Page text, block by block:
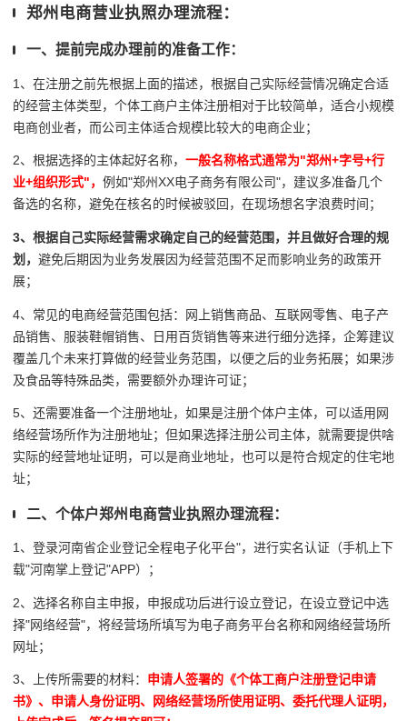
郑州电商营业执照办理流程：
一、提前完成办理前的准备工作：
1、在注册之前先根据上面的描述，根据自己实际经营情况确定合适
的经营主体类型，个体工商户主体注册相对于比较简单，适合小规模
电商创业者，而公司主体适合规模比较大的电商企业；
2、根据选择的主体起好名称， 一般名称格式通常为"郑州+字号+行
业+组织形式"， 例如"郑州XX电子商务有限公司"，建议多准备几个
备选的名称，避免在核名的时候被驳回，在现场想名字浪费时间；
3、根据自己实际经营需求确定自己的经营范围，并且做好合理的规
划， 避免后期因为业务发展因为经营范围不足而影响业务的政策开
展；
4、常见的电商经营范围包括：网上销售商品、互联网零售、电子产
品销售、服装鞋帽销售、日用百货销售等来进行细分选择，企筹建议
覆盖几个未来打算做的经营业务范围，以便之后的业务拓展；如果涉
及食品等特殊品类，需要额外办理许可证；
5、还需要准备一个注册地址，如果是注册个体户主体，可以适用网
络经营场所作为注册地址；但如果选择注册公司主体，就需要提供啥
实际的经营地址证明，可以是商业地址，也可以是符合规定的住宅地
址；
二、个体户郑州电商营业执照办理流程：
1、登录河南省企业登记全程电子化平台"，进行实名认证（手机上下
载"河南掌上登记"APP）；
2、选择名称自主申报，申报成功后进行设立登记，在设立登记中选
择"网络经营"，将经营场所填写为电子商务平台名称和网络经营场所
网址；
3、上传所需要的材料： 申请人签署的《个体工商户注册登记申请
书》、申请人身份证明、网络经营场所使用证明、委托代理人证明，